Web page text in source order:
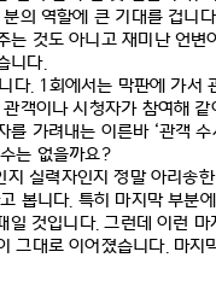
의 역할에 큰 기대를 겁니다
는 것도 아니고 재미난 언
니다.
다. 1회에서는 막판에 가서
관객이나 시청자가 참여해
를 가려내는 이른바‘관객 수
는 없을까요?
지 실력자인지 정말 아리송
봅니다. 특히 마지막 부분
일 것입니다.그런데 이런 마
그대로 이어졌습니다. 마지